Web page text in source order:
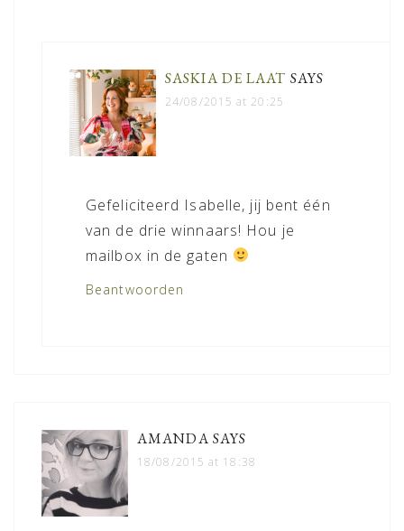
SASKIA DE LAAT SAYS
24/08/2015 at 20:25
Gefeliciteerd Isabelle, jij bent één
van de drie winnaars! Hou je
mailbox in de gaten
Beantwoorden
AMANDA SAYS
18/08/2015 at 18:38